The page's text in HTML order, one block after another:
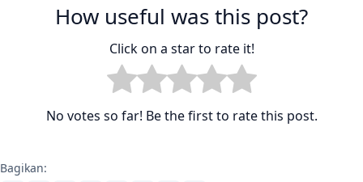
How useful was this post?
Click on a star to rate it!
No votes so far! Be the first to rate this post.
Bagikan: